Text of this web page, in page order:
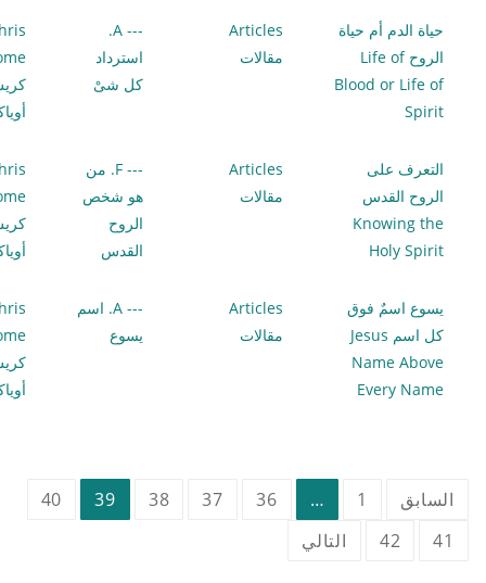
حياة الدم أم حياة
الروح Life of
Blood or Life of
Spirit
Articles
مقالات
--- A.
استرداد
كل شىْ
التعرف على
الروح القدس
Knowing the
Holy Spirit
Articles
مقالات
--- F. من
هو شخص
الروح
القدس
يسوع اسمٌ فوق
كل اسم Jesus
Name Above
Every Name
Articles
مقالات
--- A. اسم
يسوع
تعدد
صفحات
السابق 1
…
36
37
38
39
40
41
42 التالي